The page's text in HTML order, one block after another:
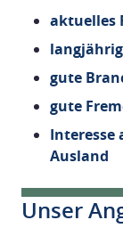
aktuelles
gute
gute
Interesse
Ausland
Unser